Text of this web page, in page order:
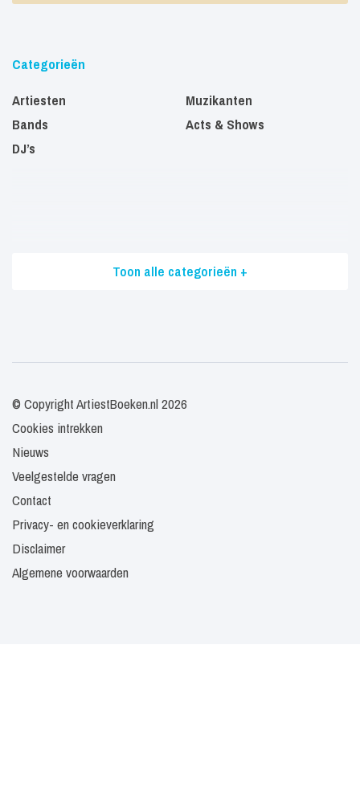
Categorieën
Artiesten
Bands
DJ’s
Muzikanten
Acts & Shows
Toon alle categorieën +
© Copyright ArtiestBoeken.nl 2026
Cookies intrekken
Nieuws
Veelgestelde vragen
Contact
Privacy- en cookieverklaring
Disclaimer
Algemene voorwaarden